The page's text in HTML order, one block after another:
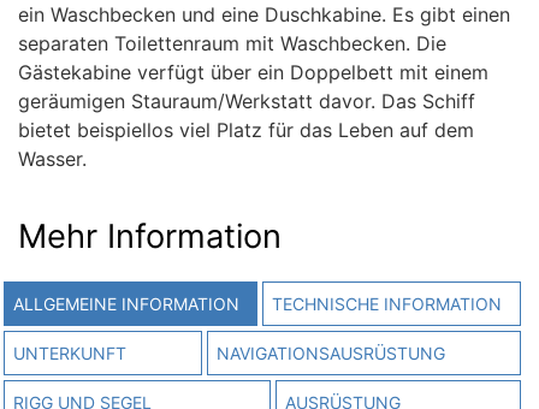
ein Waschbecken und eine Duschkabine. Es gibt einen
separaten Toilettenraum mit Waschbecken. Die
Gästekabine verfügt über ein Doppelbett mit einem
geräumigen Stauraum/Werkstatt davor. Das Schiff
bietet beispiellos viel Platz für das Leben auf dem
Wasser.
Mehr Information
ALLGEMEINE INFORMATION TECHNISCHE INFORMATION
UNTERKUNFT NAVIGATIONSAUSRÜSTUNG
RIGG UND SEGEL AUSRÜSTUNG